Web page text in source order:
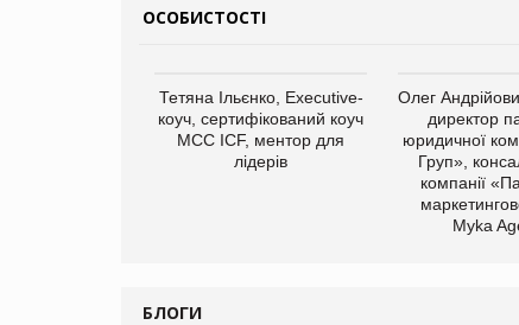
ОСОБИСТОСТІ
Тетяна Ільєнко, Executive-
коуч, сертифікований коуч
МСС ICF, ментор для
лідерів
Олег
директор
юридичної
Груп»,
компанії
Myka
БЛОГИ